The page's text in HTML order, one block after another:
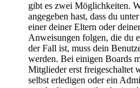
gibt es zwei Möglichkeiten.
angegeben hast, dass du
einer deiner Eltern oder
Anweisungen folgen, die du
der Fall ist, muss dein
werden. Bei einigen Boards
Mitglieder erst freigeschaltet
selbst erledigen oder ein